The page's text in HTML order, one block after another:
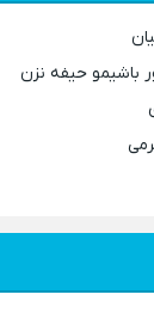
باشیمو حیفه نزن